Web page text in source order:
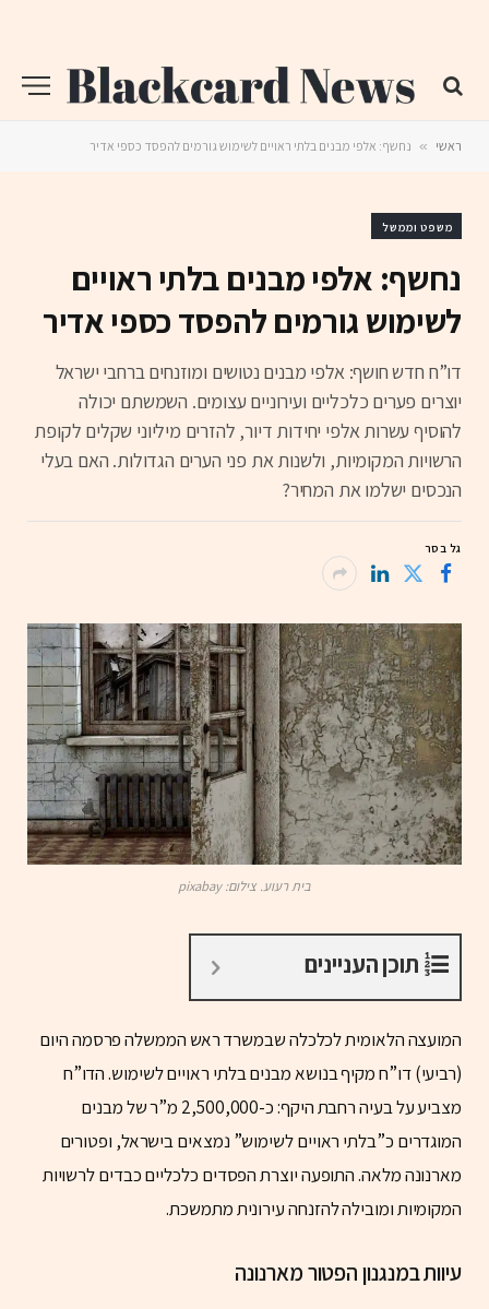
ראשי » נחשף: אלפי מבנים בלתי ראויים לשימוש גורמים להפסד כספי אדיר
משפט וממשל
נחשף: אלפי מבנים בלתי ראויים
לשימוש גורמים להפסד כספי אדיר
דו”ח חדש חושף: אלפי מבנים נטושים ומוזנחים ברחבי ישראל
יוצרים פערים כלכליים ועירוניים עצומים. השמשתם יכולה
להוסיף עשרות אלפי יחידות דיור, להזרים מיליוני שקלים לקופת
הרשויות המקומיות, ולשנות את פני הערים הגדולות. האם בעלי
הנכסים ישלמו את המחיר?
גל בסר
בית רעוע. צילום: pixabay
תוכן העניינים
המועצה הלאומית לכלכלה שבמשרד ראש הממשלה פרסמה היום
(רביעי) דו”ח מקיף בנושא מבנים בלתי ראויים לשימוש. הדו”ח
מצביע על בעיה רחבת היקף: כ-2,500,000 מ”ר של מבנים
המוגדרים כ”בלתי ראויים לשימוש” נמצאים בישראל, ופטורים
מארנונה מלאה. התופעה יוצרת הפסדים כלכליים כבדים לרשויות
המקומיות ומובילה להזנחה עירונית מתמשכת.
עיוות במנגנון הפטור מארנונה